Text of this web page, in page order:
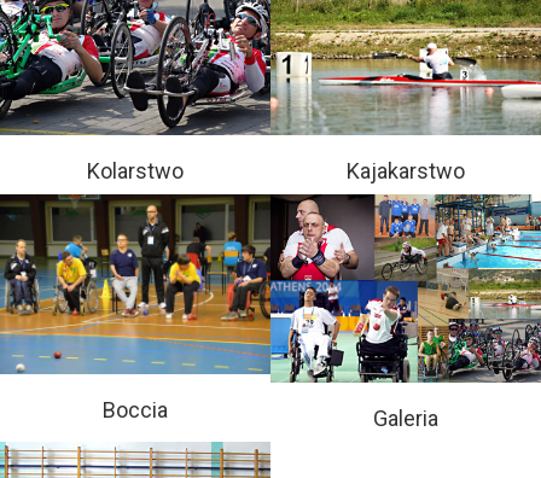
Kolarstwo Kajakarstwo
Boccia Galeria